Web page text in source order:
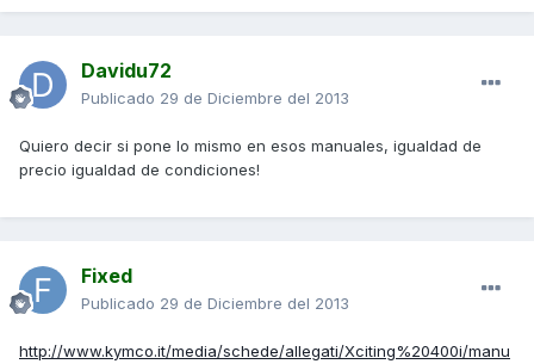
Davidu72
Publicado 29 de Diciembre del 2013
Quiero decir si pone lo mismo en esos manuales, igualdad de
precio igualdad de condiciones!
Fixed
Publicado 29 de Diciembre del 2013
http://www.kymco.it/media/schede/allegati/Xciting%20400i/manu